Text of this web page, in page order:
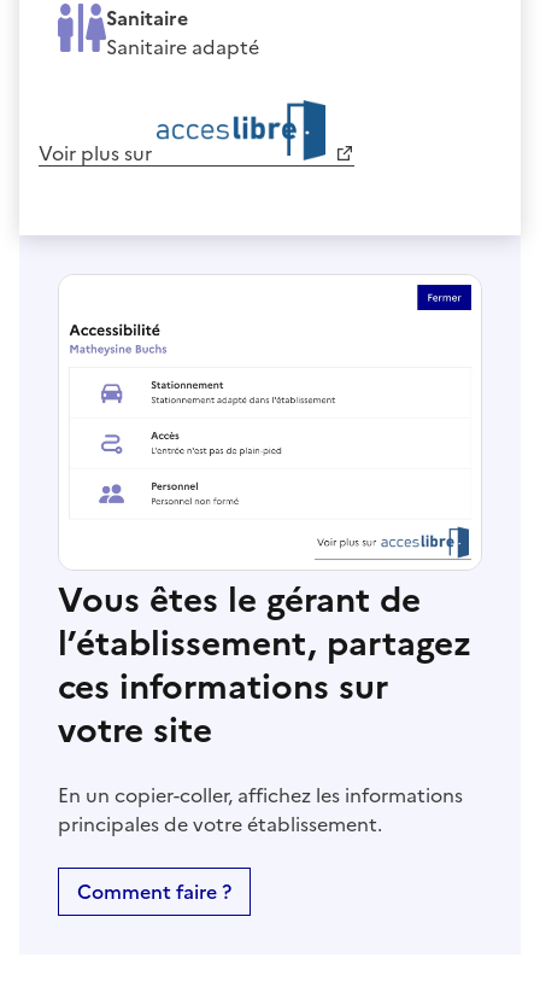
Sanitaire
Sanitaire adapté
Voir plus sur
Vous êtes le gérant de
l’établissement, partagez
ces informations sur
votre site
En un copier-coller, affichez les informations
principales de votre établissement.
Comment faire ?